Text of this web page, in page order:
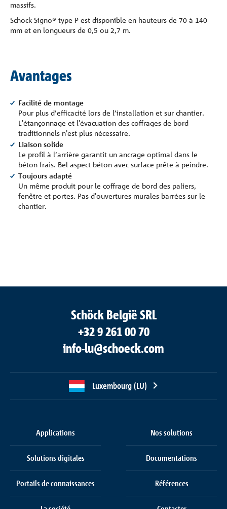
massifs.
Schöck Signo® type P est disponible en hauteurs de 70 à 140
mm et en longueurs de 0,5 ou 2,7 m.
Avantages
Facilité de montage
Pour plus d’efficacité lors de l’installation et sur chantier.
L'étançonnage et l'évacuation des coffrages de bord
traditionnels n'est plus nécessaire.
Liaison solide
Le profil à l’arrière garantit un ancrage optimal dans le
béton frais. Bel aspect béton avec surface prête à peindre.
Toujours adapté
Un même produit pour le coffrage de bord des paliers,
fenêtre et portes. Pas d'ouvertures murales barrées sur le
chantier.
Schöck België SRL
+32 9 261 00 70
info-lu@schoeck.com
Luxembourg (LU)
Applications Nos solutions
Solutions digitales Documentations
Portails de connaissances Références